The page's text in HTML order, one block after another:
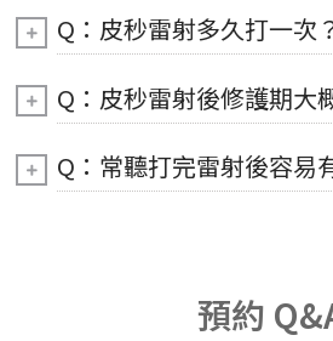
Q：皮秒雷射多久打一次
Q：皮秒雷射後修護期大
Q：常聽打完雷射後容易
預約